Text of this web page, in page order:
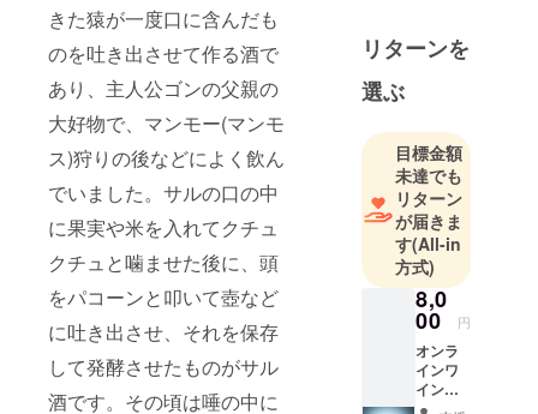
きた猿が一度口に含んだも
のを吐き出させて作る酒で
あり、主人公ゴンの父親の
大好物で、マンモー(マンモ
ス)狩りの後などによく飲ん
でいました。サルの口の中
に果実や米を入れてクチュ
クチュと噛ませた後に、頭
をパコーンと叩いて壺など
に吐き出させ、それを保存
して発酵させたものがサル
酒です。その頃は唾の中に
カリフォル
ニアに高校
たときにナ
パ・ヴァ
レーにある
ワイナリー
のお手伝い
を経験した
ことからワ
インに興味
を持ちはじ
める。 音楽
リターンを
選ぶ
目標金額
未達でも
リターン
が届きま
す(All-in
方式)
8,0
00 円
オンラ
インワ
イン
バー1回